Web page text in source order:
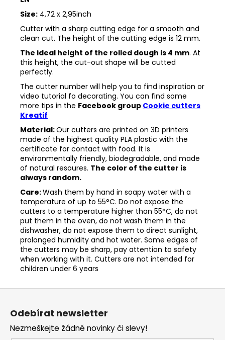
Size: 4,72 x 2,95inch
Cutter with a sharp cutting edge for a smooth and
clean cut. The height of the cutting edge is 12 mm.
The ideal height of the rolled dough is 4 mm. At
this height, the cut-out shape will be cutted
perfectly.
The cutter number will help you to find inspiration or
video tutorial fo decorating. You can find some
more tips in the Facebook group Cookie cutters
Kreatif
Material:Our cutters are printed on 3D printers
made of the highest quality PLA plastic with the
certificate for contact with food. It is
environmentally friendly, biodegradable, and made
of natural resoures. The color of the cutter is
always random.
Care:Wash them by hand in soapy water with a
temperature of up to 55°C. Do not expose the
cutters to a temperature higher than 55°C, do not
put them in the oven, do not wash them in the
dishwasher, do not expose them to direct sunlight,
prolonged humidity and hot water. Some edges of
the cutters may be sharp, pay attention to safety
when working with it. Cutters are not intended for
children under 6 years
Z
Odebírat newsletter
Nezmeškejte žádné novinky či slevy!